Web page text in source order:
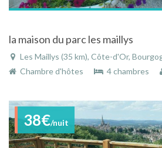
la maison du parc les maillys
Les Maillys (35 km), Côte-d'Or, Bourgogne,
Chambre d'hôtes
4 chambres
38€/nuit